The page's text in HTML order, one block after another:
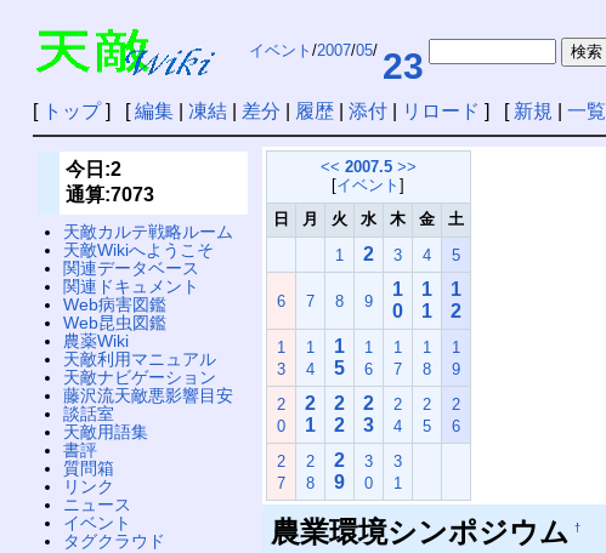
イベント /2007/05/ 23
[ トップ] [編集| 凍結| 差分 履歴| 添付| リロード ] [ 新規 一覧
<< 2007.5 >>
[イベント]
日
月 火 水 木 金
土
1
2 3 4 5
6 7 8 9
1
0
1
1
1
2
1
3
1
4
1
5
1
6
1
7
1
8
1
9
2
0
2
1
2
2
2
3
2
4
2
5
2
6
2
7
2
8
2
9
3
0
3
1
農業環境シンポジウム †
今日:2
通算:7073
天敵カルテ戦略ルーム
天敵Wikiへようこそ
関連データベース
関連ドキュメント
Web病害図鑑
Web昆虫図鑑
農薬Wiki
天敵利用マニュアル
天敵ナビゲーション
藤沢流天敵悪影響目安
談話室
天敵用語集
書評
質問箱
リンク
ニュース
イベント
タグクラウド